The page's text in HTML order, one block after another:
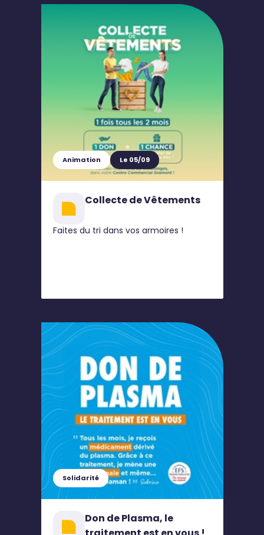
Animation Le 05/09
Collecte de Vêtements
Faites du tri dans vos armoires !
Solidarité
Don de Plasma, le